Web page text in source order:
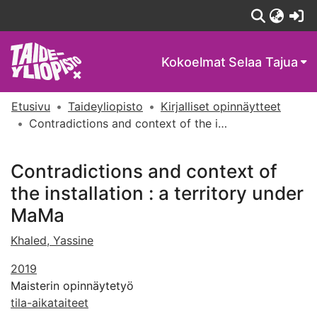
Kokoelmat Selaa Tajua
Etusivu Taideyliopisto
Kirjalliset opinnäytteet
Contradictions and context of the installation : a territory under MaMa
Contradictions and context of
the installation : a territory under
MaMa
Khaled, Yassine
2019
Maisterin opinnäytetyö
tila-aikataiteet